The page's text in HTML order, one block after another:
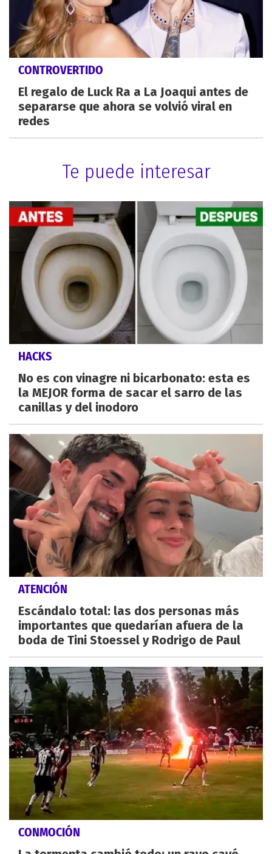
CONTROVERTIDO
El regalo de Luck Ra a La Joaqui antes de
separarse que ahora se volvió viral en
redes
Te puede interesar
HACKS
No es con vinagre ni bicarbonato: esta es
la MEJOR forma de sacar el sarro de las
canillas y del inodoro
ATENCIÓN
Escándalo total: las dos personas más
importantes que quedarían afuera de la
boda de Tini Stoessel y Rodrigo de Paul
CONMOCIÓN